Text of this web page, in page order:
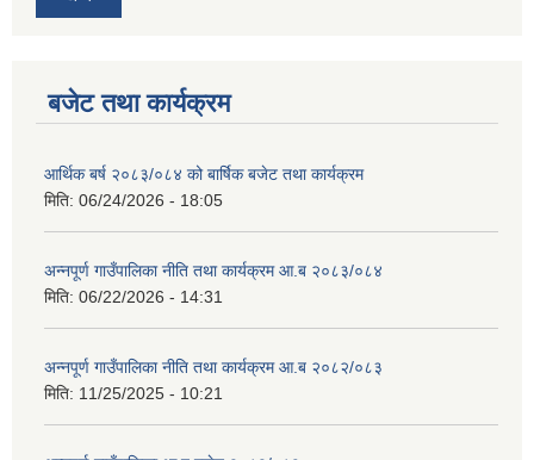
बजेट तथा कार्यक्रम
आर्थिक बर्ष २०८३/०८४ को बार्षिक बजेट तथा कार्यक्रम
मिति: 06/24/2026 - 18:05
अन्नपूर्ण गाउँपालिका नीति तथा कार्यक्रम आ.ब २०८३/०८४
मिति: 06/22/2026 - 14:31
अन्नपूर्ण गाउँपालिका नीति तथा कार्यक्रम आ.ब २०८२/०८३
मिति: 11/25/2025 - 10:21